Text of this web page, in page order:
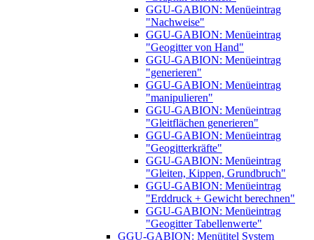
GGU-GABION: Menüeintrag
"Nachweise"
GGU-GABION: Menüeintrag
"Geogitter von Hand"
GGU-GABION: Menüeintrag
"generieren"
GGU-GABION: Menüeintrag
"manipulieren"
GGU-GABION: Menüeintrag
"Gleitflächen generieren"
GGU-GABION: Menüeintrag
"Geogitterkräfte"
GGU-GABION: Menüeintrag
"Gleiten, Kippen, Grundbruch"
GGU-GABION: Menüeintrag
"Erddruck + Gewicht berechnen"
GGU-GABION: Menüeintrag
"Geogitter Tabellenwerte"
GGU-GABION: Menütitel System